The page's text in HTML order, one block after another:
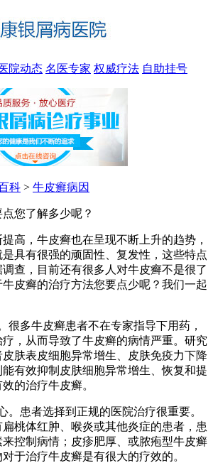
院动态 名医专家 权威疗法 自助挂号
科 > 牛皮癣病因
您了解多少呢？
高，牛皮癣也在呈现不断上升的趋势，
具有很强的顽固性、复发性，这些特点
查，目前还有很多人对牛皮癣不是很了
皮癣的治疗方法您要点少呢？我们一起
很多牛皮癣患者不在专家指导下用药，
，从而导致了牛皮癣的病情严重。研究
肤表皮细胞异常增生、皮肤免疫力下降
有效抑制皮肤细胞异常增生、恢复和提
的治疗牛皮癣。
。患者选择到正规的医院治疗很重要。
桃体红肿、喉炎或其他炎症的患者，患
控制病情；皮疹肥厚、或脓疱型牛皮癣
于治疗牛皮癣是有很大的疗效的。